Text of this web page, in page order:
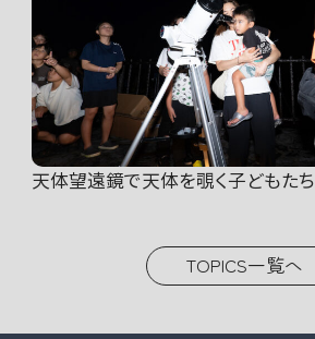
天体望遠鏡で天体を覗く子どもたち
TOPICS一覧へ